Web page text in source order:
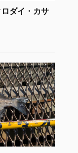
ダイ・カサ